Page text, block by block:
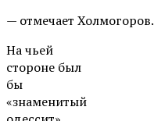
— отмечает Холмогоров.
На чьей
стороне был
бы
«знаменитый